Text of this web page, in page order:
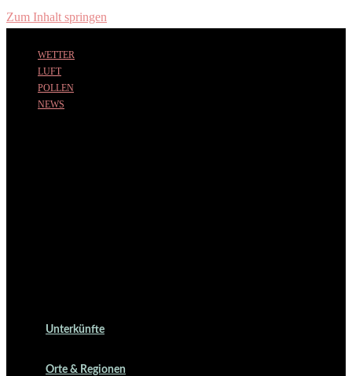
Zum Inhalt springen
WETTER
LUFT
POLLEN
NEWS
Unterkünfte
Orte & Regionen